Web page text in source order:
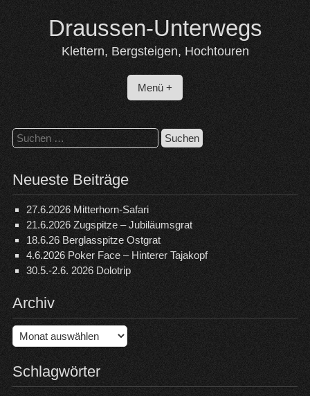
content
Draussen-Unterwegs
Klettern, Bergsteigen, Hochtouren
Menü +
Suchen
nach:
Neueste Beiträge
27.6.2026 Mitterhorn-Safari
21.6.2026 Zugspitze – Jubiläumsgrat
18.6.26 Berglasspitze Ostgrat
4.6.2026 Poker Face – Hinterer Tajakopf
30.5.-2.6. 2026 Dolotrip
Archiv
Archiv
Schlagwörter